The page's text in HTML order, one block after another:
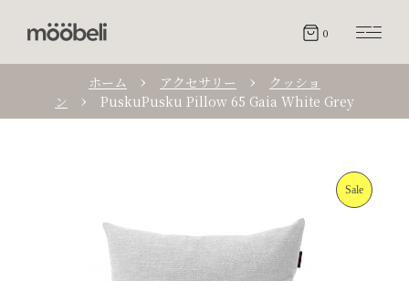
0
ホーム アクセサリー
クッショ
ン
PuskuPusku Pillow 65 Gaia White Grey
Sale